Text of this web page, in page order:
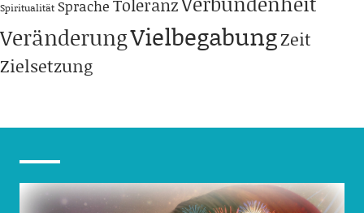
Spiritualität Sprache Toleranz
VeränderungVielbegabungZeit
Zielsetzung